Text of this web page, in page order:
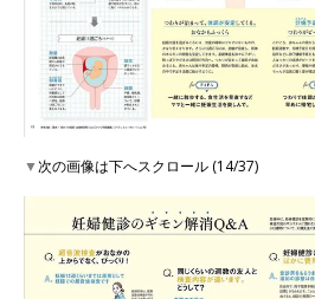
▼次の画像は下へスクロール (14/37)